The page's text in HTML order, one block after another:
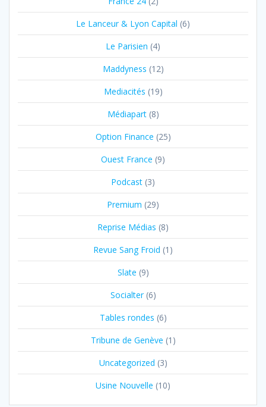
Le Lanceur & Lyon Capital (6)
Le Parisien (4)
Maddyness (12)
Mediacités (19)
Médiapart(8)
Option Finance (25)
Ouest France (9)
Podcast (3)
Premium (29)
Reprise Médias (8)
Revue Sang Froid (1)
Slate (9)
Socialter(6)
Tables rondes (6)
Tribune de Genève (1)
Uncategorized (3)
Usine Nouvelle (10)